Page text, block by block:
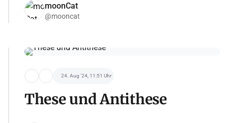
moonCat
@mooncat
24. Aug '24, 11:51 Uhr
These und Antithese